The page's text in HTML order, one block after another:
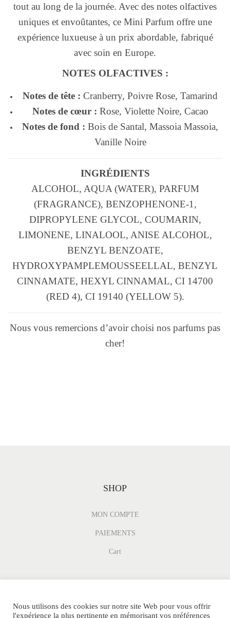
tout au long de la journée. Avec des notes olfactives
uniques et envoûtantes, ce Mini Parfum offre une
expérience luxueuse à un prix abordable, fabriqué
avec soin en Europe.
NOTES OLFACTIVES :
Notes de tête : Cranberry, Poivre Rose, Tamarind
Notes de cœur : Rose, Violette Noire, Cacao
Notes de fond : Bois de Santal, Massoia Massoia,
Vanille Noire
INGRÉDIENTS
ALCOHOL, AQUA (WATER), PARFUM
(FRAGRANCE), BENZOPHENONE-1,
DIPROPYLENE GLYCOL, COUMARIN,
LIMONENE, LINALOOL, ANISE ALCOHOL,
BENZYL BENZOATE,
HYDROXYPAMPLEMOUSSEELLAL, BENZYL
CINNAMATE, HEXYL CINNAMAL, CI 14700
(RED 4), CI 19140 (YELLOW 5).
Nous vous remercions d’avoir choisi nos parfums pas
cher!
SHOP
MON COMPTE
PAIEMENTS
Cart
Nous utilisons des cookies sur notre site Web pour vous offrir
l'expérience la plus pertinente en mémorisant vos préférences